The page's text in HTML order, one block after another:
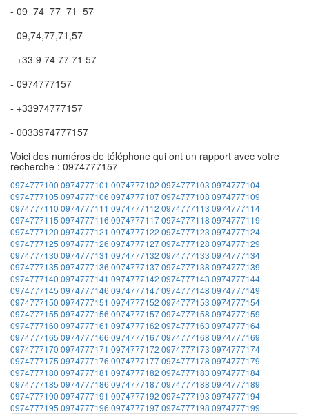
- 09_74_77_71_57
- 09,74,77,71,57
- +33 9 74 77 71 57
- 0974777157
- +33974777157
- 0033974777157
Voici des numéros de téléphone qui ont un rapport avec votre
recherche : 0974777157
0974777100 0974777101 0974777102 0974777103 0974777104
0974777105 0974777106 09747771070974777108 0974777109
0974777110 0974777111 0974777112 0974777113 0974777114
0974777115 0974777116 09747771170974777118 0974777119
0974777120 0974777121 0974777122 0974777123 0974777124
0974777125 0974777126 09747771270974777128 0974777129
0974777130 0974777131 0974777132 0974777133 0974777134
0974777135 0974777136 09747771370974777138 0974777139
0974777140 0974777141 0974777142 0974777143 0974777144
0974777145 0974777146 09747771470974777148 0974777149
0974777150 0974777151 0974777152 0974777153 0974777154
0974777155 0974777156 09747771570974777158 0974777159
0974777160 0974777161 0974777162 0974777163 0974777164
0974777165 0974777166 09747771670974777168 0974777169
0974777170 0974777171 0974777172 0974777173 0974777174
0974777175 0974777176 09747771770974777178 0974777179
0974777180 0974777181 0974777182 0974777183 0974777184
0974777185 0974777186 09747771870974777188 0974777189
0974777190 0974777191 0974777192 0974777193 0974777194
0974777195 0974777196 09747771970974777198 0974777199